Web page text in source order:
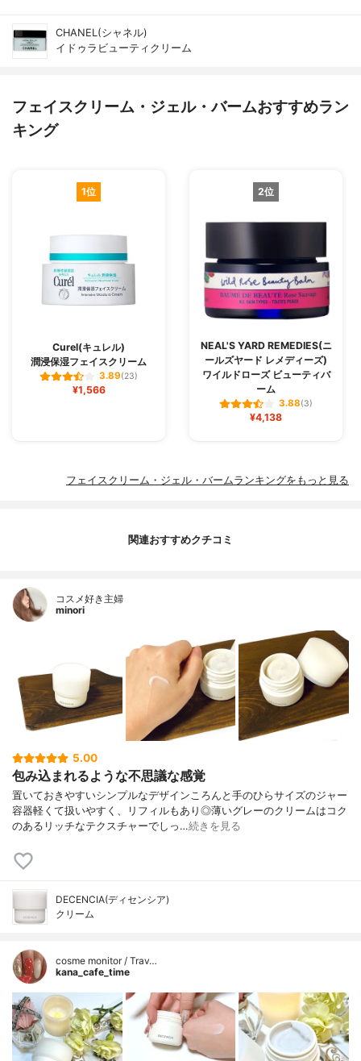
CHANEL(シャネル)
イドゥラビューティクリーム
フェイスクリーム・ジェル・バームおすすめラン
キング
1位
Curel(キュレル)
潤浸保湿フェイスクリーム
3.89(23)
¥1,566
2位
NEAL'S YARD REMEDIES(ニ
ールズヤード レメディーズ)
ワイルドローズ ビューティバ
ーム
3.88(3)
¥4,138
フェイスクリーム・ジェル・バームランキングをもっと見る
関連おすすめクチコミ
コスメ好き主婦
minori
5.00
包み込まれるような不思議な感覚
置いておきやすいシンプルなデザインころんと手のひらサイズのジャー
容器軽くて扱いやすく、リフィルもあり◎薄いグレーのクリームはコク
のあるリッチなテクスチャーでしっ…続きを見る
DECENCIA(ディセンシア)
クリーム
cosme monitor / Trav…
kana_cafe_time